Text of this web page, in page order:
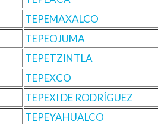
TEPEMAXALCO
TEPEOJUMA
TEPETZINTLA
TEPEXCO
TEPEXI DE RODRÍGUEZ
TEPEYAHUALCO